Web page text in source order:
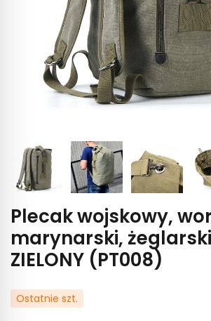
Plecak wojskowy,
marynarski,
ZIELONY (PT008)
Ostatnie szt.